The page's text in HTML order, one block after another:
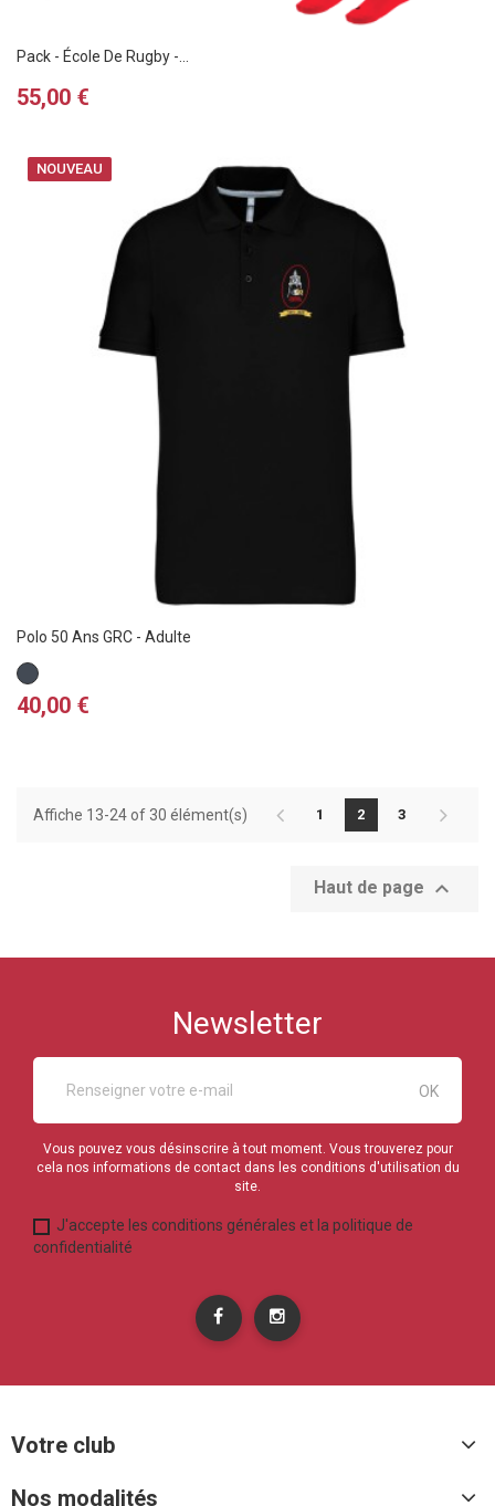
Pack - École De Rugby -...
Prix
55,00 €
NOUVEAU
Polo 50 Ans GRC - Adulte
Noir
Prix
40,00 €
Affiche 13-24 of 30 élément(s) 1 2 3
Haut de page 
Newsletter
Vous pouvez vous désinscrire à tout moment. Vous trouverez pour
cela nos informations de contact dans les conditions d'utilisation du
site.
J'accepte les conditions générales et la politique de
confidentialité
Votre club
Nos modalités